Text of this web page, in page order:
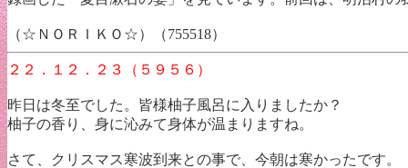
（☆ＮＯＲＩＫＯ☆）（755518）
２２．１２．２３（５９５６）
昨日は冬至でした。皆様柚子風呂に入りましたか？
柚子の香り、身に沁みて身体が温まりますね。
さて、クリスマス寒波到来との事で、今朝は寒かったです。